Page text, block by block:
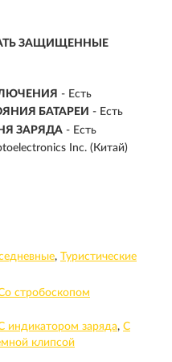
ЗАЩИЩЕННЫЕ
- Есть
БАТАРЕИ - Есть
ЗАРЯДА - Есть
Inc. (Китай)
Туристические
стробоскопом
индикатором заряда С
клипсой